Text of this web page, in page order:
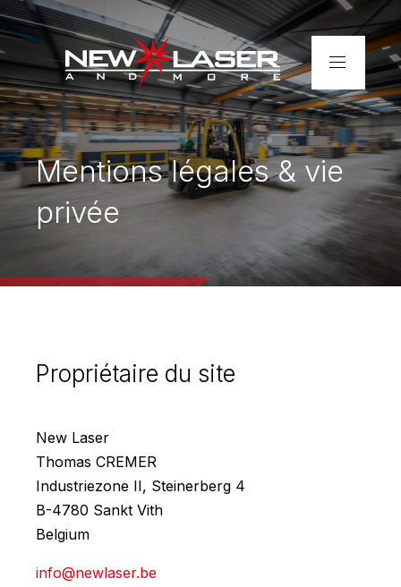
Accueil
Entreprise
Services
Réalisations
rapide et précise
Mentions légales & vie
privée
Propriétaire du site
New Laser
Thomas CREMER
Industriezone II, Steinerberg 4
B-4780 Sankt Vith
Belgium
info@newlaser.be